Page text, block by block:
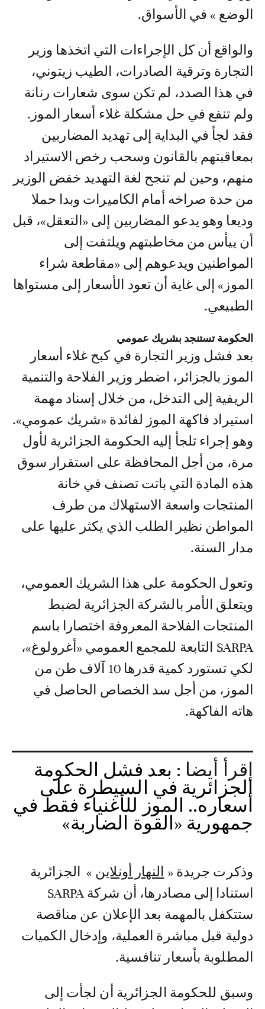
الوضع » في الأسواق.
والواقع أن كل الإجراءات التي اتخذها وزير
التجارة وترقية الصادرات، الطيب زيتوني،
في هذا الصدد، لم تكن سوى شعارات رنانة
ولم تنفع في حل مشكلة غلاء أسعار الموز.
فقد لجأ في البداية إلى تهديد المضاربين
بمعاقبتهم بالقانون وسحب رخص الاستيراد
منهم، وحين لم تنجح لغة التهديد خفض الوزير
من حدة صراخه أمام الكاميرات وبدا حملا
وديعا وهو يدعو المضاربين إلى «التعقل»، قبل
أن ييأس من مخاطبتهم ويلتفت إلى
المواطنين ويدعوهم إلى «مقاطعة شراء
الموز» إلى غاية أن تعود الأسعار إلى مستواها
الطبيعي.
الحكومة تستنجد بشريك عمومي
بعد فشل وزير التجارة في كبح غلاء أسعار
الموز بالجزائر، اضطر وزير الفلاحة والتنمية
الريفية إلى التدخل، من خلال إسناد مهمة
استيراد فاكهة الموز لفائدة «شريك عمومي».
وهو إجراء تلجأ إليه الحكومة الجزائرية لأول
مرة، من أجل المحافظة على استقرار سوق
هذه المادة التي باتت تصنف في خانة
المنتجات واسعة الاستهلاك من طرف
المواطن نظير الطلب الذي يكثر عليها على
مدار السنة.
وتعول الحكومة على هذا الشريك العمومي،
ويتعلق الأمر بالشركة الجزائرية لضبط
المنتجات الفلاحة المعروفة اختصارا باسم
SARPA التابعة للمجمع العمومي «أغرولوغ»،
لكي تستورد كمية قدرها 10 آلاف طن من
الموز، من أجل سد الخصاص الحاصل في
هاته الفاكهة.
إقرأ أيضا : بعد فشل الحكومة
الجزائرية في السيطرة على
أسعاره.. الموز للأغنياء فقط في
جمهورية «القوة الضاربة»
وذكرت جريدة « النهار أونلاين » الجزائرية
استنادا إلى مصادرها، أن شركة SARPA
ستتكفل بالمهمة بعد الإعلان عن مناقصة
دولية قبل مباشرة العملية، وإدخال الكميات
المطلوبة بأسعار تنافسية.
وسبق للحكومة الجزائرية أن لجأت إلى